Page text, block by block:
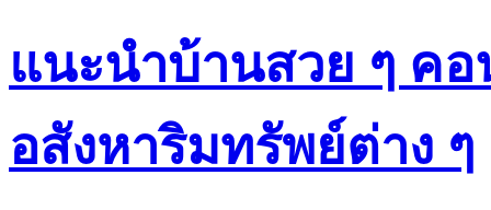
แนะนำบ้านสวย ๆ คอ
อสังหาริมทรัพย์ต่าง ๆ